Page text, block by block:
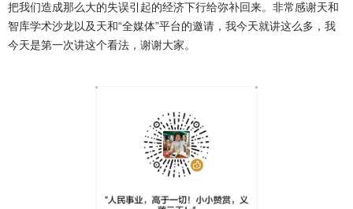
把我们造成那么大的失误引起的经济下行给弥补回来。非常感谢天和
智库学术沙龙以及天和“全媒体”平台的邀请，我今天就讲这么多，我
今天是第一次讲这个看法，谢谢大家。